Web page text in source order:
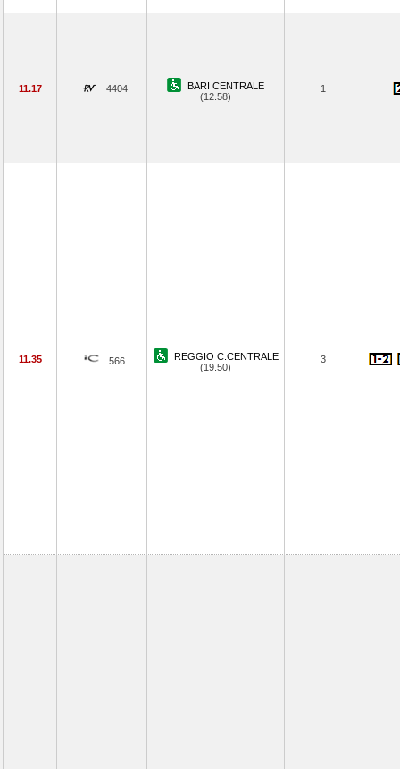
11.17 4404
BARI CENTRALE
(12.58)
1
11.35 566
REGGIO C.CENTRALE
(19.50)
3